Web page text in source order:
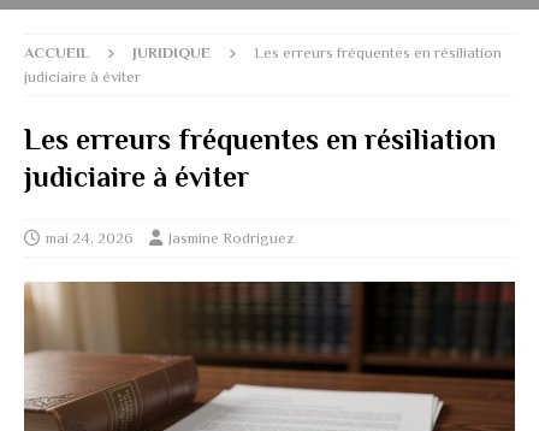
ACCUEIL JURIDIQUE
Les erreurs fréquentes en résiliation
judiciaire à éviter
Les erreurs fréquentes en résiliation
judiciaire à éviter
mai 24, 2026 Jasmine Rodriguez